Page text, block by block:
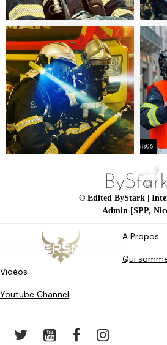
© Edited ByStark
|
Admin [SPP,
A Propos
Qui
Vidéos
Youtube Channel